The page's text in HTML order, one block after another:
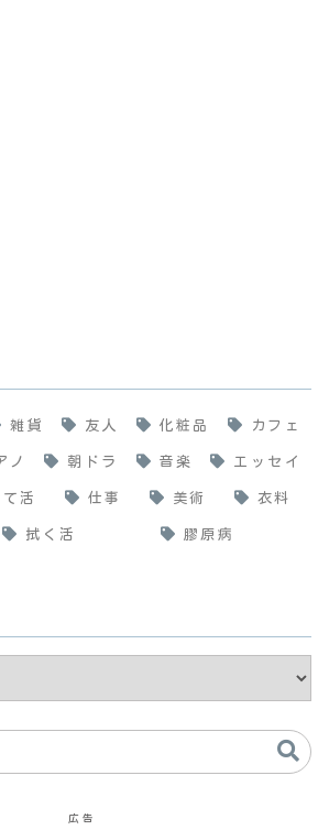
雑貨 友人 化粧品 カフェ
ノ 朝ドラ 音楽 エッセイ
活 仕事 美術 衣料
拭く活 膠原病
広告